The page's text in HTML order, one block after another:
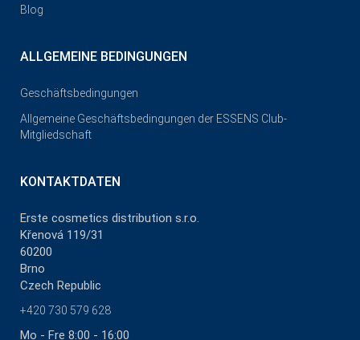
Blog
ALLGEMEINE BEDINGUNGEN
Geschäftsbedingungen
Allgemeine Geschäftsbedingungen der ESSENS Club-
Mitgliedschaft
KONTAKTDATEN
Erste cosmetics distribution s.r.o.
Křenová 119/31
60200
Brno
Czech Republic
+420 730 579 628
Mo - Fre 8:00 - 16:00